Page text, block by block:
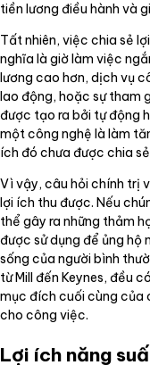
tiền lương điều hành và
Tất nhiên, việc chia sẻ
nghĩa là giờ làm việc
lương cao hơn, dịch vụ
lao động, hoặc sự tham
được tạo ra bởi tự động
một công nghệ là làm
ích đó chưa được chia
Vì vậy, câu hỏi chính trị
lợi ích thu được. Nếu
thể gây ra những thảm
được sử dụng để ủng hộ
sống của người bình
từ Mill đến Keynes, đều
mục đích cuối cùng của
cho công việc.
Lợi ích năng